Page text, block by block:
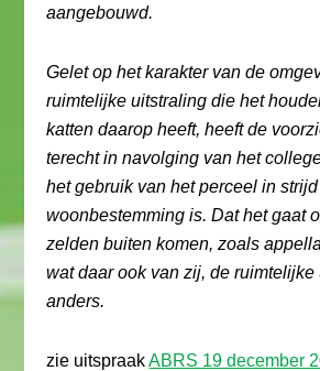
aangebouwd.
Gelet op het karakter van de
ruimtelijke uitstraling die het
katten daarop heeft, heeft de
terecht in navolging van het
het gebruik van het perceel in
woonbestemming is. Dat het gaat
zelden buiten komen, zoals
wat daar ook van zij, de
anders.
zie uitspraakABRS 19 december